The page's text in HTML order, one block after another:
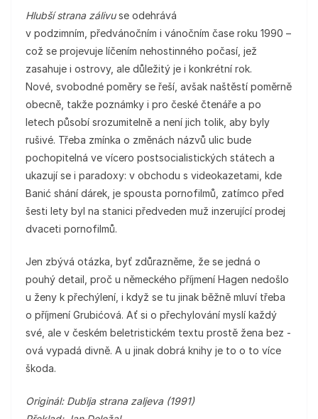
Hlubší strana zálivuse odehrává
v podzimním, předvánočním i vánočním čase roku 1990 –
což se projevuje líčením nehostinného počasí, jež
zasahuje i ostrovy, ale důležitý je i konkrétní rok.
Nové, svobodné poměry se řeší, avšak naštěstí poměrně
obecně, takže poznámky i pro české čtenáře a po
letech působí srozumitelně a není jich tolik, aby byly
rušivé. Třeba zmínka o změnách názvů ulic bude
pochopitelná ve vícero postsocialistických státech a
ukazují se i paradoxy: v obchodu s videokazetami, kde
Banić shání dárek, je spousta pornofilmů, zatímco před
šesti lety byl na stanici předveden muž inzerující prodej
dvaceti pornofilmů.
Jen zbývá otázka, byť zdůrazněme, že se jedná o
pouhý detail, proč u německého příjmení Hagen nedošlo
u ženy k přechýlení, i když se tu jinak běžně mluví třeba
o příjmení Grubićová. Ať si o přechylování myslí každý
své, ale v českém beletristickém textu prostě žena bez -
ová vypadá divně. A u jinak dobrá knihy je to o to více
škoda.
Originál: Dublja strana zaljeva (1991)